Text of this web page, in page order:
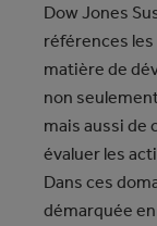
Dow Jones
références
matière de
non
mais aussi de
évaluer les
Dans ces
démarquée